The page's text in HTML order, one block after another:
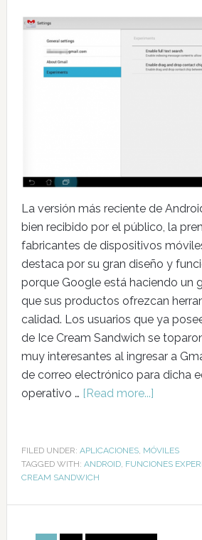
La versión más reciente de
bien recibido por el público, la
fabricantes de dispositivos
destaca por su gran diseño y
porque Google está haciendo un
que sus productos ofrezcan
calidad. Los usuarios que ya
de Ice Cream Sandwich se
muy interesantes al ingresar a
de correo electrónico para dicha
operativo … [Read more...]
FILED UNDER: APLICACIONES, MÓVILES
TAGGED WITH: ANDROID, FUNCIONES
CREAM SANDWICH